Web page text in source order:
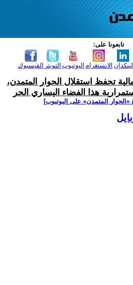
تابعونا على:
الفيسبوك التويتر اليوتيوب الانستغرام لينكدإن
تحفظ استقلال الحوار المتمدن،
هذا الفضاء اليساري الحر
المتمدن» على اليوتيوب]